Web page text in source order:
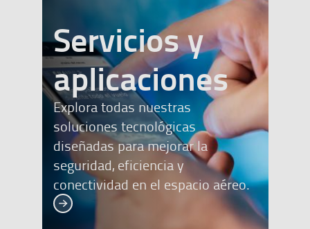
Servicios y
aplicaciones
Explora todas nuestras
soluciones tecnológicas
diseñadas para mejorar la
seguridad, eficiencia y
conectividad en el espacio aéreo.